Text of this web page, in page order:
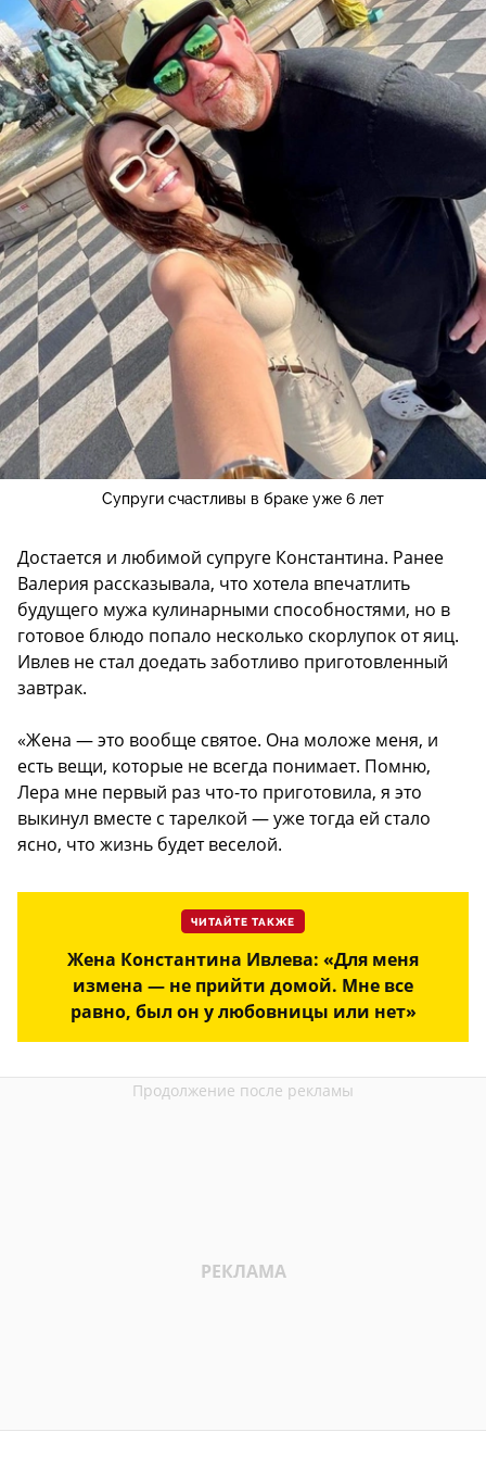
Супруги счастливы в браке уже 6 лет
Достается и любимой супруге Константина. Ранее
Валерия рассказывала, что хотела впечатлить
будущего мужа кулинарными способностями, но в
готовое блюдо попало несколько скорлупок от яиц.
Ивлев не стал доедать заботливо приготовленный
завтрак.
«Жена — это вообще святое. Она моложе меня, и
есть вещи, которые не всегда понимает. Помню,
Лера мне первый раз что-то приготовила, я это
выкинул вместе с тарелкой — уже тогда ей стало
ясно, что жизнь будет веселой.
ЧИТАЙТЕ ТАКЖЕ
Жена Константина Ивлева: «Для меня
измена — не прийти домой. Мне все
равно, был он у любовницы или нет»